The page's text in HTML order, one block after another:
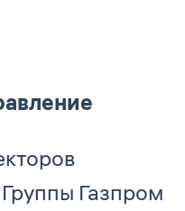
Газпром